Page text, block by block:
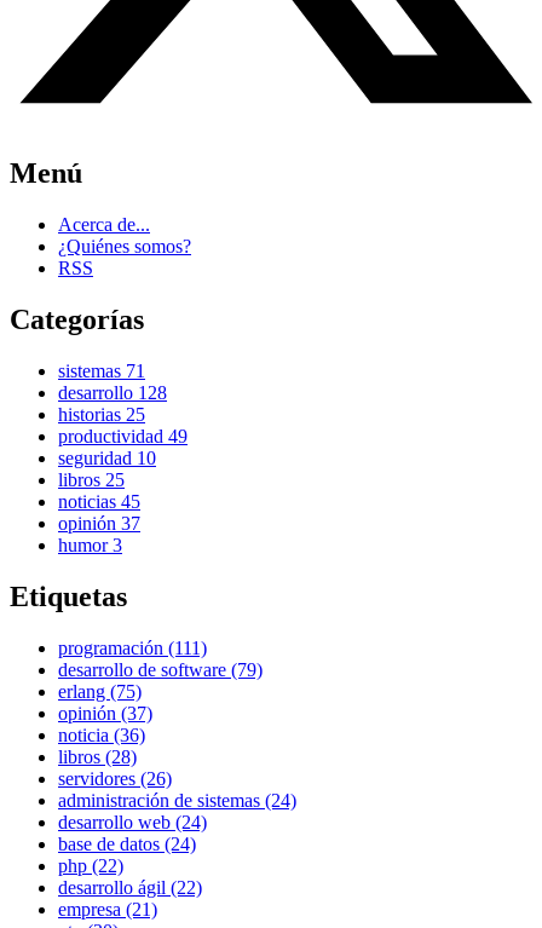
Menú
Acerca de...
¿Quiénes somos?
RSS
Categorías
sistemas 71
desarrollo 128
historias 25
productividad 49
seguridad 10
libros 25
noticias 45
opinión 37
humor3
Etiquetas
programación (111)
desarrollo de software (79)
erlang (75)
opinión (37)
noticia (36)
libros (28)
servidores (26)
administración de sistemas (24)
desarrollo web (24)
base de datos (24)
php (22)
desarrollo ágil (22)
empresa (21)